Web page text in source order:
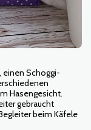
einen Schoggi-
Hasengesicht.
gebraucht
beim Käfele